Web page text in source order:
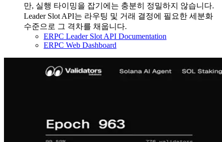
만, 실행 타이밍을 잡기에는 충분히 정밀하지 않습니다.
Leader Slot API는 라우팅 및 거래 결정에 필요한 세분화
수준으로 그 격차를 채웁니다.
ERPC Leader Slot API Documentation
ERPC Web Dashboard